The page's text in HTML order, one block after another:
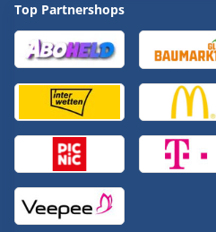
Top Partnershops